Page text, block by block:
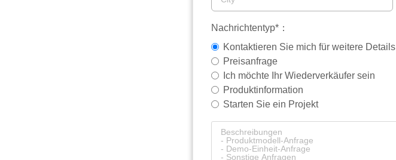
Nachrichtentyp*：
Kontaktieren Sie mich für weitere Details
Preisanfrage
Ich möchte Ihr Wiederverkäufer sein
Produktinformation
Starten Sie ein Projekt